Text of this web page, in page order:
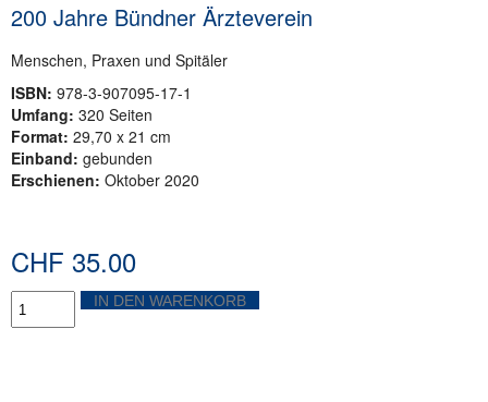
200 Jahre Bündner Ärzteverein
Menschen, Praxen und Spitäler
ISBN: 978-3-907095-17-1
Umfang: 320 Seiten
Format: 29,70 x 21 cm
Einband: gebunden
Erschienen: Oktober 2020
CHF 35.00
200
Jahre
Bündner
IN DEN WARENKORB